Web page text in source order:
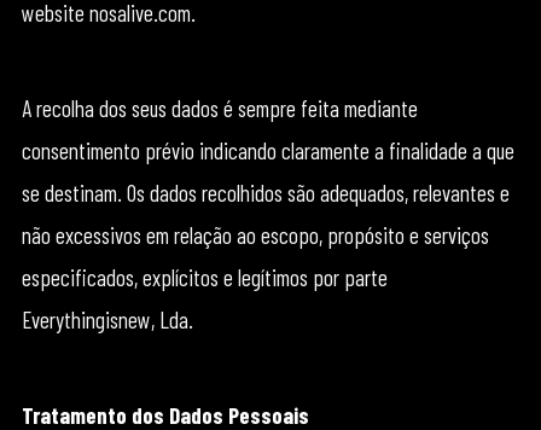
website nosalive.com.
A recolha dos seus dados é sempre feita mediante
consentimento prévio indicando claramente a finalidade a que
se destinam. Os dados recolhidos são adequados, relevantes e
não excessivos em relação ao escopo, propósito e serviços
especificados, explícitos e legítimos por parte
Everythingisnew, Lda.
Tratamento dos Dados Pessoais